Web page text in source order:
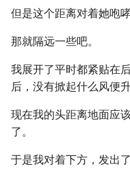
但是这个距离对着她咆
那就隔远一些吧。
我展开了平时都紧贴在
后，没有掀起什么风便
现在我的头距离地面应
了。
于是我对着下方，发出